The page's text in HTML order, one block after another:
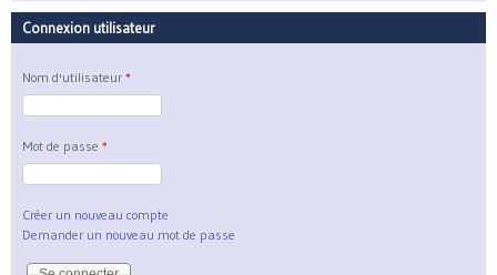
Connexion utilisateur
Nom d'utilisateur *
Mot de passe *
Créer un nouveau compte
Demander un nouveau mot de passe